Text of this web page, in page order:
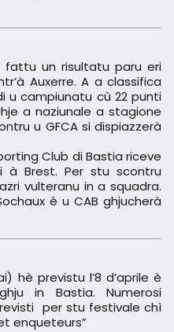
fattu un risultatu paru eri
Auxerre. A a classifica
u campiunatu cù 22 punti
a naziunale a stagione
u GFCA si dispiazzerà
Club di Bastia riceve
Brest. Per stu scontru
vulteranu in a squadra.
è u CAB ghjucherà
hè previstu l’8 d’aprile è
in Bastia. Numerosi
per stu festivale chì
enqueteurs”